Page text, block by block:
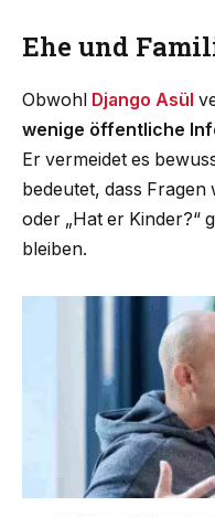
Ehe und
Obwohl Django Asül
wenige öffentliche
Er vermeidet es
bedeutet, dass Fragen
oder „Hat er Kinder?“
bleiben.